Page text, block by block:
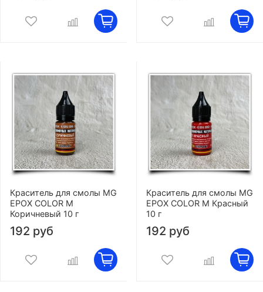
Краситель для смолы MG
EPOX COLOR M
Коричневый 10 г
192 руб
Краситель для смолы MG
EPOX COLOR M Красный
10 г
192 руб